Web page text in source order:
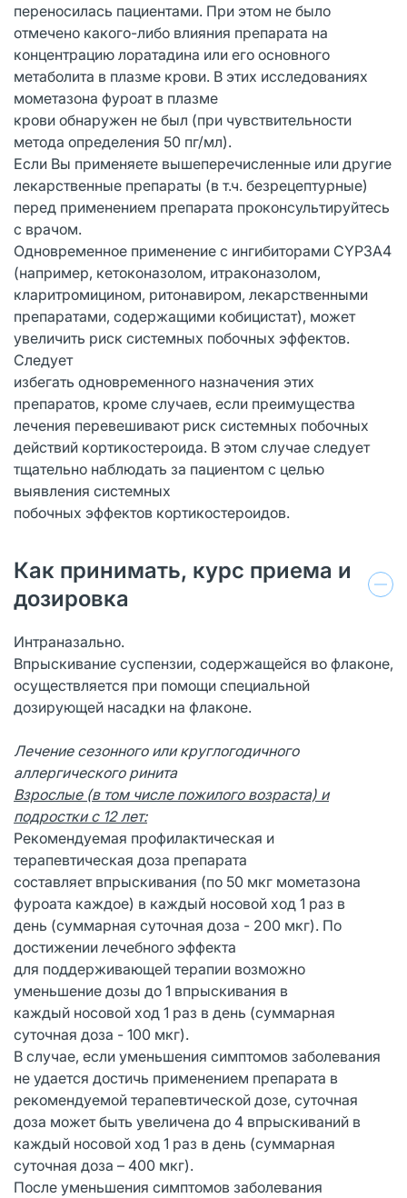
переносилась пациентами. При этом не было
отмечено какого-либо влияния препарата на
концентрацию лоратадина или его основного
метаболита в плазме крови. В этих исследованиях
мометазона фуроат в плазме
крови обнаружен не был (при чувствительности
метода определения 50 пг/мл).
Если Вы применяете вышеперечисленные или другие
лекарственные препараты (в т.ч. безрецептурные)
перед применением препарата проконсультируйтесь
с врачом.
Одновременное применение с ингибиторами CYP3A4
(например, кетоконазолом, итраконазолом,
кларитромицином, ритонавиром, лекарственными
препаратами, содержащими кобицистат), может
увеличить риск системных побочных эффектов.
Следует
избегать одновременного назначения этих
препаратов, кроме случаев, если преимущества
лечения перевешивают риск системных побочных
действий кортикостероида. В этом случае следует
тщательно наблюдать за пациентом с целью
выявления системных
побочных эффектов кортикостероидов.
Как принимать, курс приема и
дозировка
Интраназально.
Впрыскивание суспензии, содержащейся во флаконе,
осуществляется при помощи специальной
дозирующей насадки на флаконе.
Лечение сезонного или круглогодичного
аллергического ринита
Взрослые (в том числе пожилого возраста) и
подростки с 12 лет:
Рекомендуемая профилактическая и
терапевтическая доза препарата
составляет впрыскивания (по 50 мкг мометазона
фуроата каждое) в каждый носовой ход 1 раз в
день (суммарная суточная доза - 200 мкг). По
достижении лечебного эффекта
для поддерживающей терапии возможно
уменьшение дозы до 1 впрыскивания в
каждый носовой ход 1 раз в день (суммарная
суточная доза - 100 мкг).
В случае, если уменьшения симптомов заболевания
не удается достичь применением препарата в
рекомендуемой терапевтической дозе, суточная
доза может быть увеличена до 4 впрыскиваний в
каждый носовой ход 1 раз в день (суммарная
суточная доза – 400 мкг).
После уменьшения симптомов заболевания